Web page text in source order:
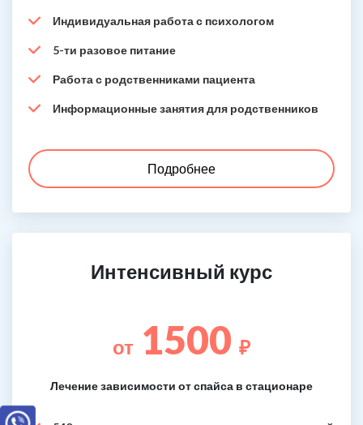
Индивидуальная работа с психологом
5-ти разовое питание
Работа с родственниками пациента
Информационные занятия для родственников
Подробнее
Интенсивный курс
от 1500 ₽
Лечение зависимости от спайса в стационаре